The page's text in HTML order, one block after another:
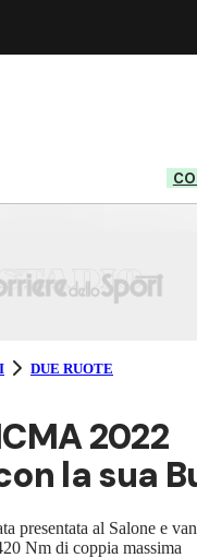
DUE RUOTE
2022
la sua
presentata al Salone e
Nm di coppia massima